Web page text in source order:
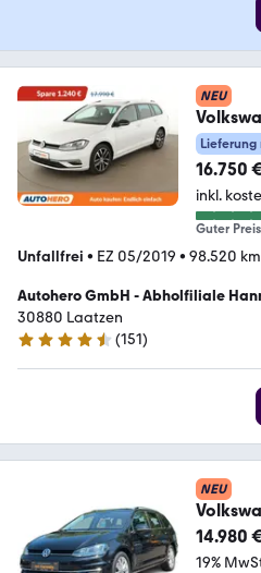
NEU
Lieferung
16.750
inkl.
Guter Preis
Unfallfrei • EZ 05/2019 • 98.520 km
Autohero GmbH - Abholfiliale
30880 Laatzen
4.7 Sterne
(151)
NEU
14.980
19%